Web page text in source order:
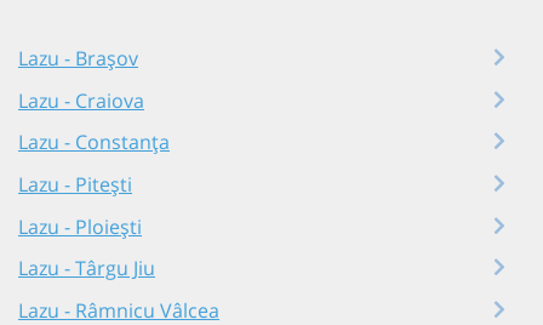
Lazu - Brașov
Lazu - Craiova
Lazu - Constanța
Lazu - Pitești
Lazu - Ploiești
Lazu - Târgu Jiu
Lazu - Râmnicu Vâlcea